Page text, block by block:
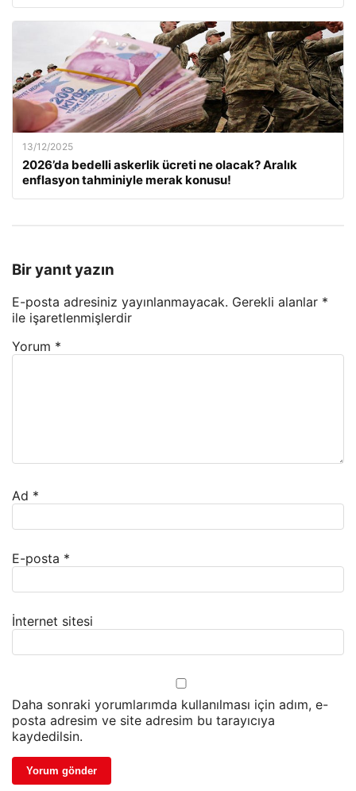
13/12/2025
2026’da bedelli askerlik ücreti ne olacak? Aralık
enflasyon tahminiyle merak konusu!
Bir yanıt yazın
E-posta adresiniz yayınlanmayacak. Gerekli alanlar *
ile işaretlenmişlerdir
Yorum *
Ad *
E-posta *
İnternet sitesi
Daha sonraki yorumlarımda kullanılması için adım, e-
posta adresim ve site adresim bu tarayıcıya
kaydedilsin.